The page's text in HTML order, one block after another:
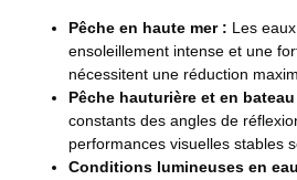
Pêche en haute mer : Les
ensoleillement intense et une
nécessitent une réduction
Pêche hauturière et en bateau
constants des angles de
performances visuelles stables
Conditions lumineuses en